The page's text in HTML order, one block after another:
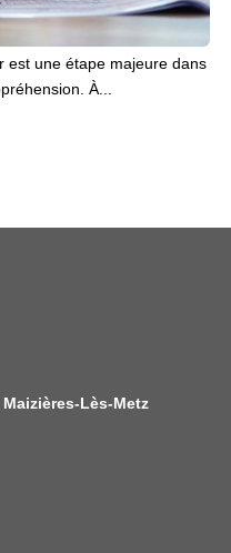
est une étape majeure dans
À...
Lès-Metz